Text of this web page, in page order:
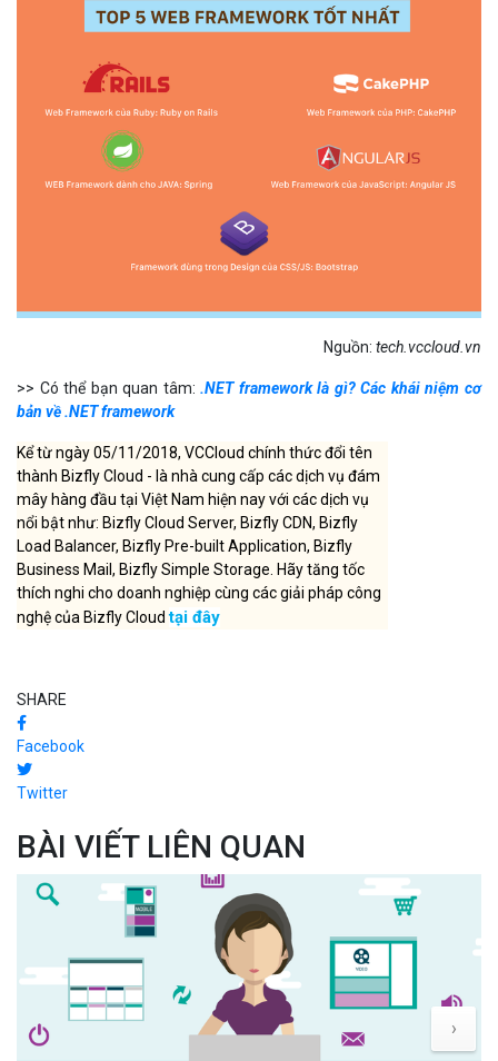
Nguồn: tech.vccloud.vn
>> Có thể bạn quan tâm:.NET framework là gì? Các khái niệm cơ
bản về .NET framework
Kể từ ngày 05/11/2018, VCCloud chính thức đổi tên
thành Bizfly Cloud - là nhà cung cấp các dịch vụ đám
mây hàng đầu tại Việt Nam hiện nay với các dịch vụ
nổi bật như: Bizfly Cloud Server, Bizfly CDN, Bizfly
Load Balancer, Bizfly Pre-built Application, Bizfly
Business Mail, Bizfly Simple Storage. Hãy tăng tốc
thích nghi cho doanh nghiệp cùng các giải pháp công
nghệ của Bizfly Cloudtại đây
SHARE
Facebook
Twitter
BÀI VIẾT LIÊN QUAN
›